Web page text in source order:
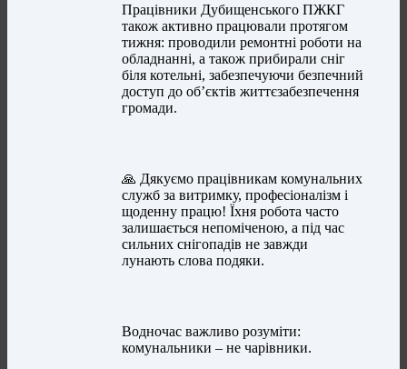
Працівники Дубищенського ПЖКГ
також активно працювали протягом
тижня: проводили ремонтні роботи на
обладнанні, а також прибирали сніг
біля котельні, забезпечуючи безпечний
доступ до об’єктів життєзабезпечення
громади.
🙏 Дякуємо працівникам комунальних
служб за витримку, професіоналізм і
щоденну працю! Їхня робота часто
залишається непоміченою, а під час
сильних снігопадів не завжди
лунають слова подяки.
Водночас важливо розуміти:
комунальники – не чарівники.